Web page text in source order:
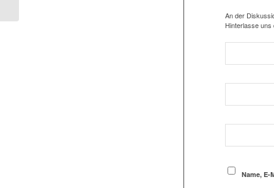
An der
Hinterlasse uns
Name,